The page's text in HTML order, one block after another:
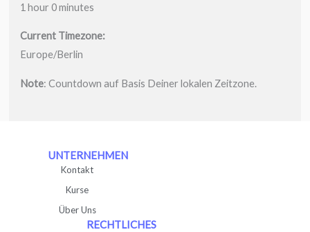
1 hour 0 minutes
Current Timezone:
Europe/Berlin
Note: Countdown auf Basis Deiner lokalen Zeitzone.
UNTERNEHMEN
Kontakt
Kurse
Über Uns
RECHTLICHES